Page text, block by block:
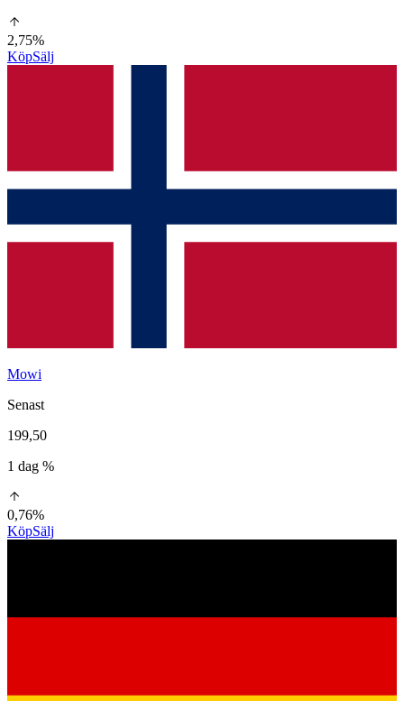
2,75%
KöpSälj
Mowi
Senast
199,50
1 dag %
0,76%
KöpSälj